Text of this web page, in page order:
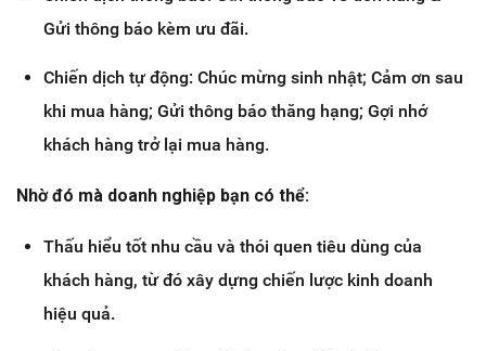
Gửi thông báo kèm ưu đãi.
Chiến dịch tự động: Chúc mừng sinh nhật; Cảm ơn sau
khi mua hàng; Gửi thông báo thăng hạng; Gợi nhớ
khách hàng trở lại mua hàng.
Nhờ đó mà doanh nghiệp bạn có thể:
Thấu hiểu tốt nhu cầu và thói quen tiêu dùng của
khách hàng, từ đó xây dựng chiến lược kinh doanh
hiệu quả.